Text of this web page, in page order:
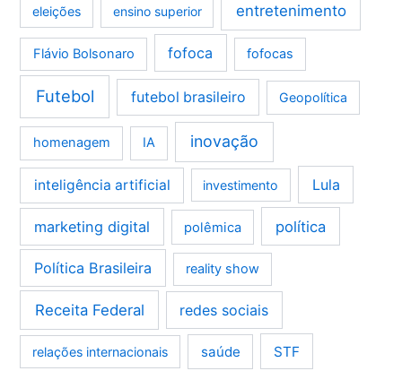
eleições ensino superior entretenimento
Flávio Bolsonaro fofoca fofocas
Futebol futebol brasileiro Geopolítica
homenagem IA inovação
inteligência artificial investimento Lula
marketing digital polêmica política
Política Brasileira reality show
Receita Federal redes sociais
relações internacionais saúde STF